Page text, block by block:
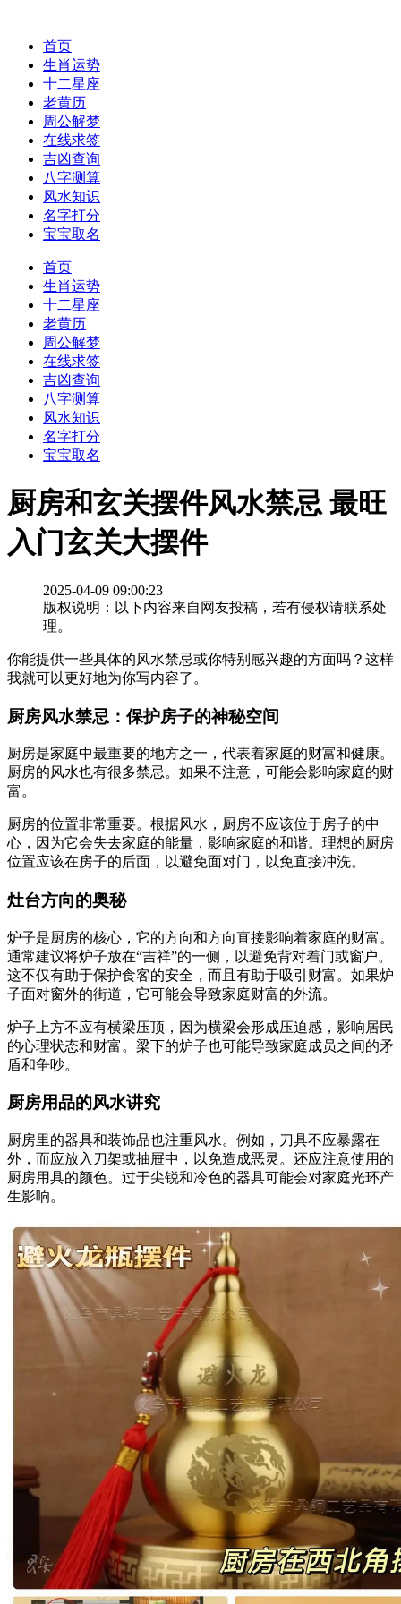
首页
生肖运势
十二星座
老黄历
周公解梦
在线求签
吉凶查询
八字测算
风水知识
名字打分
宝宝取名
首页
生肖运势
十二星座
老黄历
周公解梦
在线求签
吉凶查询
八字测算
风水知识
名字打分
宝宝取名
厨房和玄关摆件风水禁忌 最旺
入门玄关大摆件
2025-04-09 09:00:23
版权说明：以下内容来自网友投稿，若有侵权请联系处
理。
你能提供一些具体的风水禁忌或你特别感兴趣的方面吗？这样
我就可以更好地为你写内容了。
厨房风水禁忌：保护房子的神秘空间
厨房是家庭中最重要的地方之一，代表着家庭的财富和健康。
厨房的风水也有很多禁忌。如果不注意，可能会影响家庭的财
富。
厨房的位置非常重要。根据风水，厨房不应该位于房子的中
心，因为它会失去家庭的能量，影响家庭的和谐。理想的厨房
位置应该在房子的后面，以避免面对门，以免直接冲洗。
灶台方向的奥秘
炉子是厨房的核心，它的方向和方向直接影响着家庭的财富。
通常建议将炉子放在“吉祥”的一侧，以避免背对着门或窗户。
这不仅有助于保护食客的安全，而且有助于吸引财富。如果炉
子面对窗外的街道，它可能会导致家庭财富的外流。
炉子上方不应有横梁压顶，因为横梁会形成压迫感，影响居民
的心理状态和财富。梁下的炉子也可能导致家庭成员之间的矛
盾和争吵。
厨房用品的风水讲究
厨房里的器具和装饰品也注重风水。例如，刀具不应暴露在
外，而应放入刀架或抽屉中，以免造成恶灵。还应注意使用的
厨房用具的颜色。过于尖锐和冷色的器具可能会对家庭光环产
生影响。